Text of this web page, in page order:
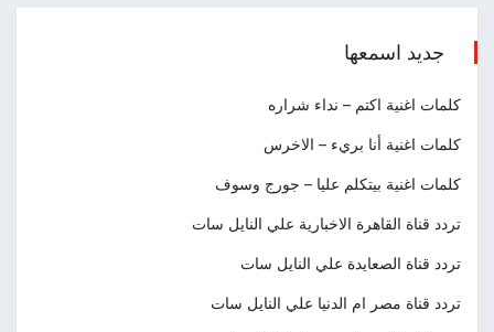
جديد اسمعها
كلمات اغنية اكتم – نداء شراره
كلمات اغنية أنا بريء – الاخرس
كلمات اغنية بيتكلم عليا – جورج وسوف
تردد قناة القاهرة الاخبارية علي النايل سات
تردد قناة الصعايدة علي النايل سات
تردد قناة مصر ام الدنيا علي النايل سات